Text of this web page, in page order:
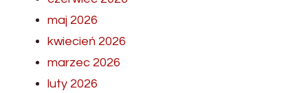
maj 2026
kwiecień 2026
marzec 2026
luty 2026